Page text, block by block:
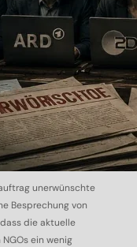
unerwünschte
Besprechung von
die aktuelle
ein wenig